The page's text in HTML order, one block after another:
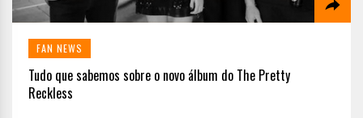
FAN NEWS
Tudo que sabemos sobre o novo álbum do The Pretty
Reckless